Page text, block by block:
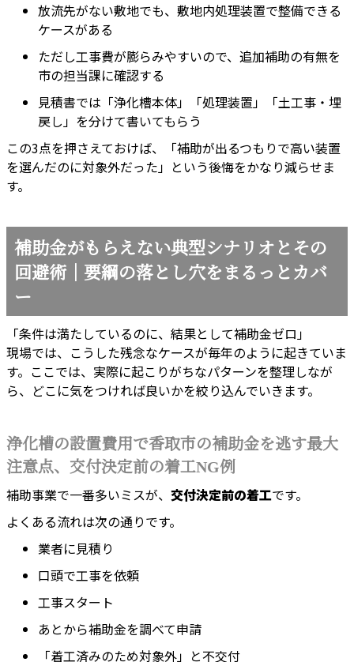
放流先がない敷地でも、敷地内処理装置で整備できる
ケースがある
ただし工事費が膨らみやすいので、追加補助の有無を
市の担当課に確認する
見積書では「浄化槽本体」「処理装置」「土工事・埋
戻し」を分けて書いてもらう
この3点を押さえておけば、「補助が出るつもりで高い装置
を選んだのに対象外だった」という後悔をかなり減らせま
す。
補助金がもらえない典型シナリオとその
回避術｜要綱の落とし穴をまるっとカバ
ー
「条件は満たしているのに、結果として補助金ゼロ」
現場では、こうした残念なケースが毎年のように起きていま
す。ここでは、実際に起こりがちなパターンを整理しなが
ら、どこに気をつければ良いかを絞り込んでいきます。
浄化槽の設置費用で香取市の補助金を逃す最大
注意点、交付決定前の着工NG例
補助事業で一番多いミスが、 交付決定前の着工です。
よくある流れは次の通りです。
業者に見積り
口頭で工事を依頼
工事スタート
あとから補助金を調べて申請
「着工済みのため対象外」と不交付